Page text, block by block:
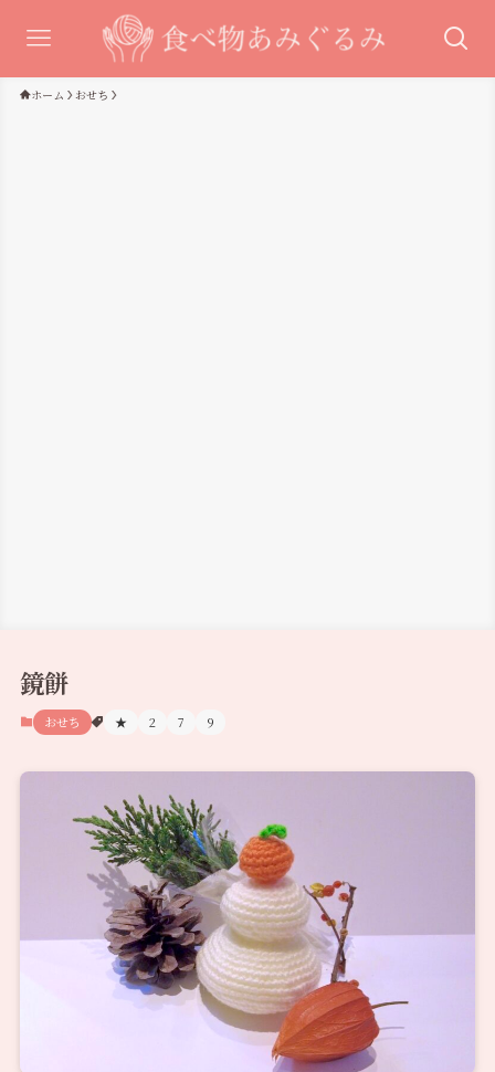
ホーム おせち
鏡餅
おせち ★ 2 7 9